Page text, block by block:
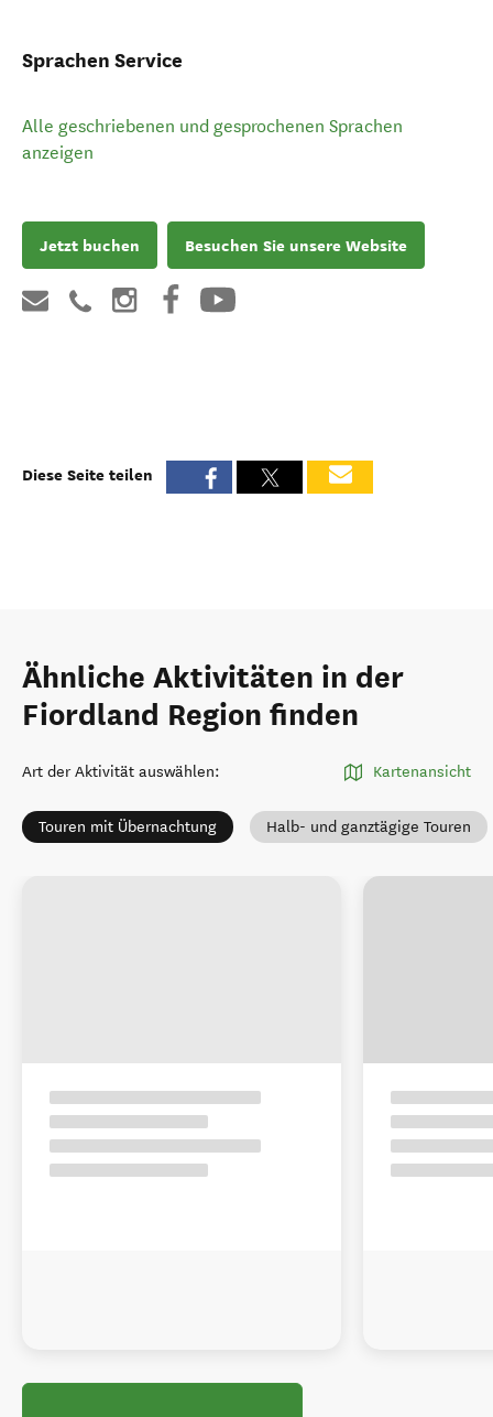
Sprachen Service
Alle geschriebenen und gesprochenen Sprachen
anzeigen
Jetzt buchen Besuchen Sie unsere Website
Diese Seite teilen
Ähnliche Aktivitäten in der
Fiordland Region finden
Art der Aktivität auswählen: Kartenansicht
Touren mit Übernachtung Halb- und ganztägige Touren